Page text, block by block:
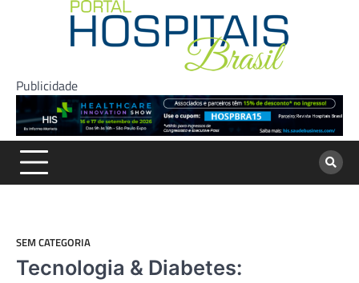
Publicidade
SEM CATEGORIA
Tecnologia & Diabetes: